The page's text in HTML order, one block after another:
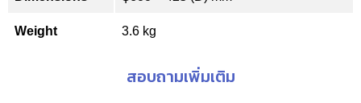
Weight 3.6 kg
สอบถามเพิ่มเติม